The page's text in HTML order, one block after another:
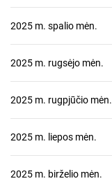
2025 m. spalio mėn.
2025 m. rugsėjo mėn.
2025 m. rugpjūčio mėn.
2025 m. liepos mėn.
2025 m. birželio mėn.